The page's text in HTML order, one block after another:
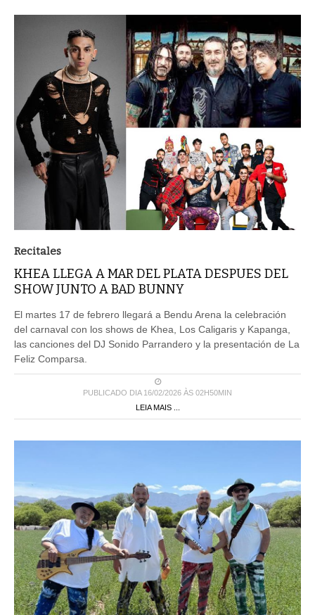
Recitales
KHEA LLEGA A MAR DEL PLATA DESPUES DEL
SHOW JUNTO A BAD BUNNY
El martes 17 de febrero llegará a Bendu Arena la celebración
del carnaval con los shows de Khea, Los Caligaris y Kapanga,
las canciones del DJ Sonido Parrandero y la presentación de La
Feliz Comparsa.
PUBLICADO DIA 16/02/2026 ÀS 02H50MIN
LEIA MAIS ...